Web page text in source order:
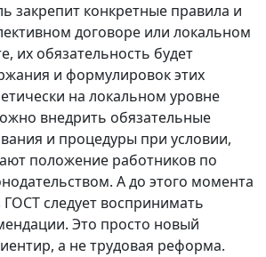
закрепит конкретные правила и
договоре или локальном
их обязательность будет
и формулировок этих
на локальном уровне
внедрить обязательные
и процедуры при условии,
положение работников по
А до этого момента
следует воспринимать
Это просто новый
а не трудовая реформа.